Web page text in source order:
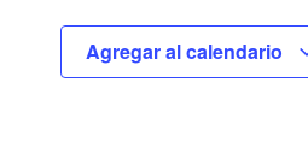
Agregar al calendario